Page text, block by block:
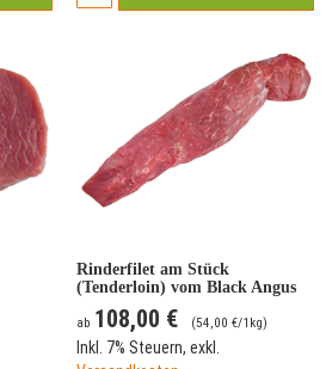
Rinderfilet am Stück
(Tenderloin) vom Black Angus
Rind
ab 108,00 € (54,00 €/1kg)
Inkl. 7% Steuern, exkl.